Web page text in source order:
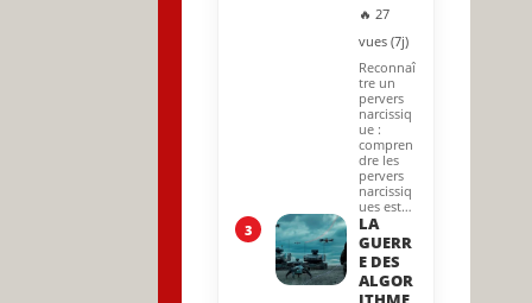
🔥 27
vues (7j)
Reconnaî
tre un
pervers
narcissiq
ue :
compren
dre les
pervers
narcissiq
ues est…
3
LA
GUERR
E DES
ALGOR